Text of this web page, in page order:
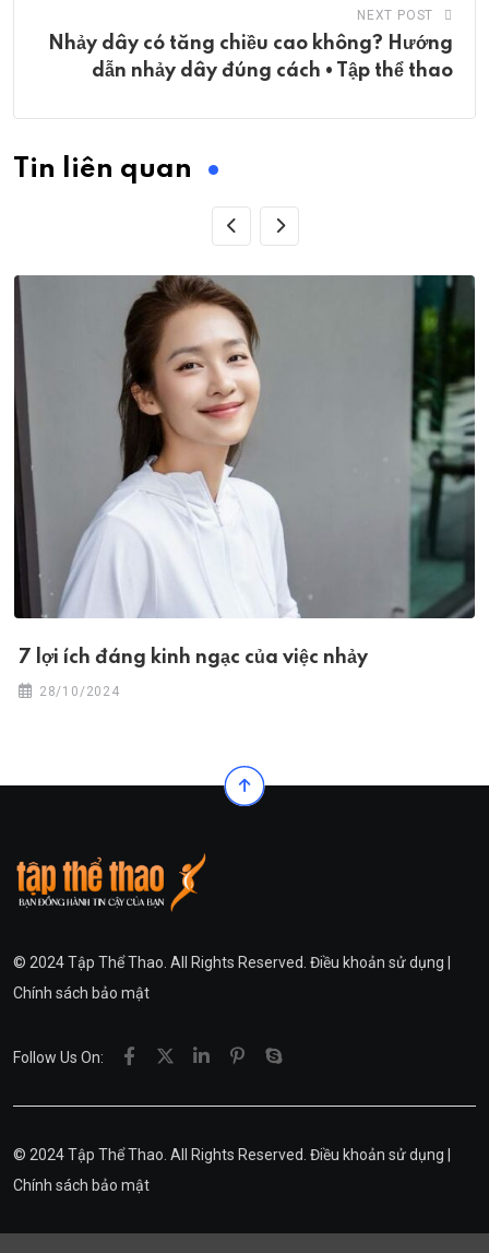
NEXT POST
Nhảy dây có tăng chiều cao không? Hướng
dẫn nhảy dây đúng cách • Tập thể thao
Tin liên quan
7 lợi ích đáng kinh ngạc của việc nhảy
28/10/2024
© 2024 Tập Thể Thao. All Rights Reserved. Điều khoản sử dụng
Chính sách bảo mật
Follow Us On:
© 2024 Tập Thể Thao. All Rights Reserved. Điều khoản sử dụng
Chính sách bảo mật